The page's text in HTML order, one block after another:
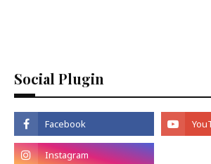
Social Plugin